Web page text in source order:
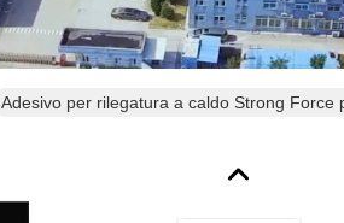
Adesivo per rilegatura a caldo Strong Force